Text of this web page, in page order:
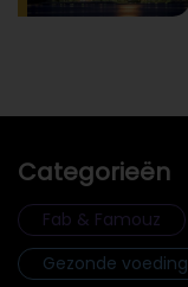
Categorieën
Fab & Famouz
Gezonde voeding